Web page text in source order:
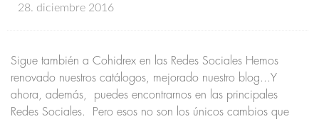
28. diciembre 2016
Sigue también a Cohidrex en las Redes Sociales Hemos
renovado nuestros catálogos, mejorado nuestro blog...Y
ahora, además, puedes encontrarnos en las principales
Redes Sociales. Pero esos no son los únicos cambios que